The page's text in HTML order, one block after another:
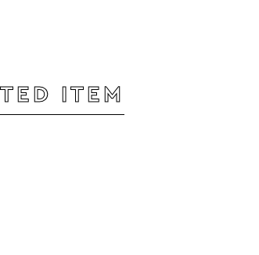
ITEM